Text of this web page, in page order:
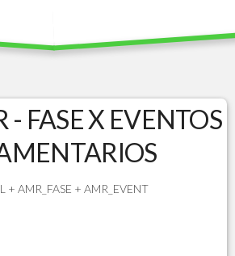
- FASE X EVENTOS
+ AMR_FASE + AMR_EVENT